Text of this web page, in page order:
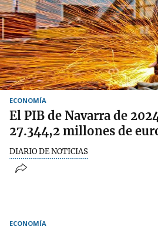
ECONOMÍA
El PIB de Navarra de
27.344,2 millones de
DIARIO DE NOTICIAS
ECONOMÍA